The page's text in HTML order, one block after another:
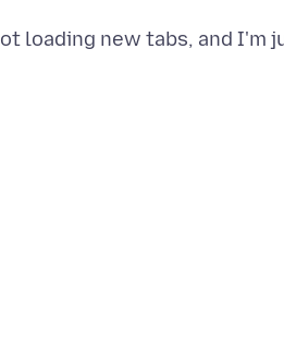
loading new tabs, and I'm